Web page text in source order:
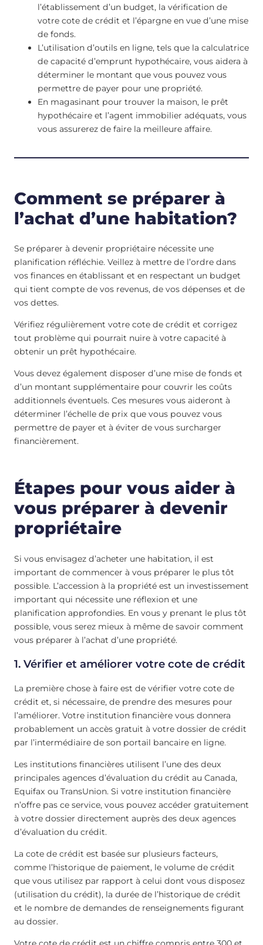
l’établissement d’un budget, la vérification de
votre cote de crédit et l’épargne en vue d’une mise
de fonds.
L’utilisation d’outils en ligne, tels que la calculatrice
de capacité d’emprunt hypothécaire, vous aidera à
déterminer le montant que vous pouvez vous
permettre de payer pour une propriété.
En magasinant pour trouver la maison, le prêt
hypothécaire et l’agent immobilier adéquats, vous
vous assurerez de faire la meilleure affaire.
Comment se préparer à
l’achat d’une habitation?
Se préparer à devenir propriétaire nécessite une
planification réfléchie. Veillez à mettre de l’ordre dans
vos finances en établissant et en respectant un budget
qui tient compte de vos revenus, de vos dépenses et de
vos dettes.
Vérifiez régulièrement votre cote de crédit et corrigez
tout problème qui pourrait nuire à votre capacité à
obtenir un prêt hypothécaire.
Vous devez également disposer d’une mise de fonds et
d’un montant supplémentaire pour couvrir les coûts
additionnels éventuels. Ces mesures vous aideront à
déterminer l’échelle de prix que vous pouvez vous
permettre de payer et à éviter de vous surcharger
financièrement.
Étapes pour vous aider à
vous préparer à devenir
propriétaire
Si vous envisagez d’acheter une habitation, il est
important de commencer à vous préparer le plus tôt
possible. L’accession à la propriété est un investissement
important qui nécessite une réflexion et une
planification approfondies. En vous y prenant le plus tôt
possible, vous serez mieux à même de savoir comment
vous préparer à l’achat d’une propriété.
1. Vérifier et améliorer votre cote de crédit
La première chose à faire est de vérifier votre cote de
crédit et, si nécessaire, de prendre des mesures pour
l’améliorer. Votre institution financière vous donnera
probablement un accès gratuit à votre dossier de crédit
par l’intermédiaire de son portail bancaire en ligne.
Les institutions financières utilisent l’une des deux
principales agences d’évaluation du crédit au Canada,
Equifax ou TransUnion. Si votre institution financière
n’offre pas ce service, vous pouvez accéder gratuitement
à votre dossier directement auprès des deux agences
d’évaluation du crédit.
La cote de crédit est basée sur plusieurs facteurs,
comme l’historique de paiement, le volume de crédit
que vous utilisez par rapport à celui dont vous disposez
(utilisation du crédit), la durée de l’historique de crédit
et le nombre de demandes de renseignements figurant
au dossier.